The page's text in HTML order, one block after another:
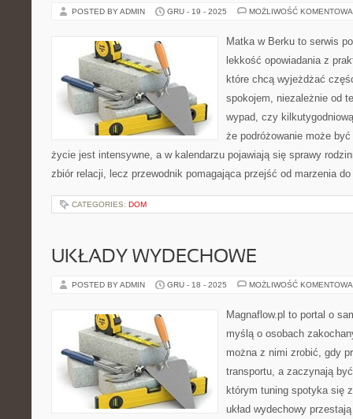
POSTED BY ADMIN GRU - 19 - 2025 MOŻLIWOŚĆ
Matka w Berku to serwis
lekkość opowiadania z
które chcą wyjeżdżać
spokojem, niezależnie od
wypad, czy
że podróżowanie może
życie jest intensywne, a w kalendarzu pojawiają się sprawy
zbiór relacji, lecz przewodnik pomagająca przejść od marzenia
CATEGORIES: DOM
UKŁADY WYDECHOWE
POSTED BY ADMIN GRU - 18 - 2025 MOŻLIWOŚĆ
Magnaflow.pl to portal o
myślą o osobach
można z nimi zrobić, gdy
transportu, a zaczynają
którym tuning spotyka się
układ wydechowy